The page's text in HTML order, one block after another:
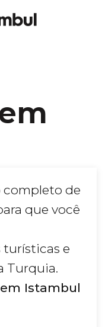
completo de
que você
e
Turquia.
Istambul